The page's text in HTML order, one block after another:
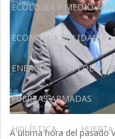
ECOLOGÍA Y MEDIO
ECONOMÍA SOLIDARIA
ENERGÍA
FUERZAS ARMADAS
HOLÍSTICA HUERTA
A última hora del pasado